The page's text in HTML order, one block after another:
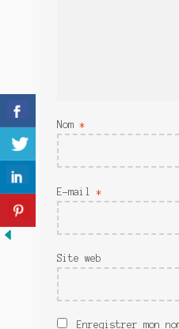
Panier
Sans retour
Sauver ou périr
Une baffe et ça repart
Nom *
E-mail *
Site web
Enregistrer mon